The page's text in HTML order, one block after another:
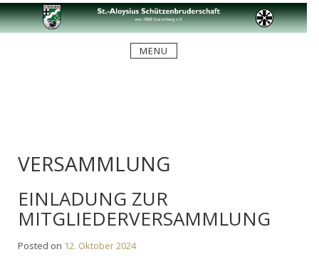
Skip
to
MENU
VERSAMMLUNG
EINLADUNG ZUR
MITGLIEDERVERSAMMLUNG
Posted on 12. Oktober 2024